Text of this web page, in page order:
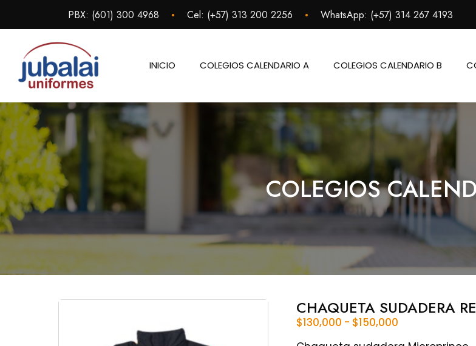
contenido
PBX: (601) 300 4968 • Cel: (+57) 313 200 2256 • WhatsApp: (+57) 314 267 4193
INICIO COLEGIOS CALENDARIO A COLEGIOS CALENDARIO B
COLEGIOS
CHAQUETA SUDADERA
$130,000 - $150,000Rango